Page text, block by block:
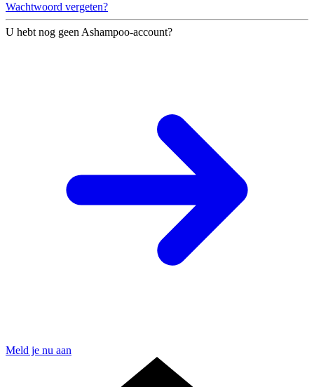
Wachtwoord vergeten?
U hebt nog geen Ashampoo-account?
Meld je nu aan